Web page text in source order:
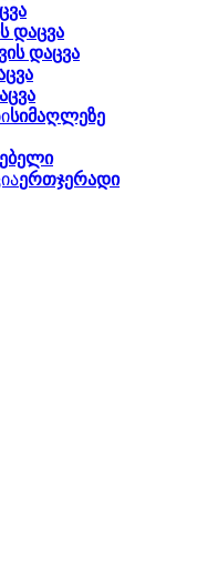
დაცვა
დაცვა
სიმაღლეზე
ერთჯერადი